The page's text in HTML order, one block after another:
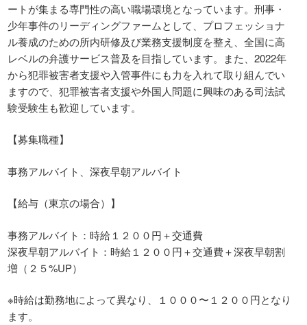
ートが集まる専門性の高い職場環境となっています。刑事・
少年事件のリーディングファームとして、プロフェッショナ
ル養成のための所内研修及び業務支援制度を整え、全国に高
レベルの弁護サービス普及を目指しています。また、2022年
から犯罪被害者支援や入管事件にも力を入れて取り組んでい
ますので、犯罪被害者支援や外国人問題に興味のある司法試
験受験生も歓迎しています。
【募集職種】
事務アルバイト、深夜早朝アルバイト
【給与（東京の場合）】
事務アルバイト：時給１２００円＋交通費
深夜早朝アルバイト：時給１２００円＋交通費＋深夜早朝割
増（２５%UP）
※時給は勤務地によって異なり、１０００〜１２００円となり
ます。